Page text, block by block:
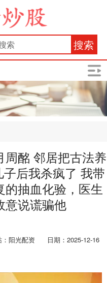
搜索
周酩 邻居把古法养
后我杀疯了 我带
抽血化验，医生
意说谎骗他
：阳光配资
日期：2025-12-16